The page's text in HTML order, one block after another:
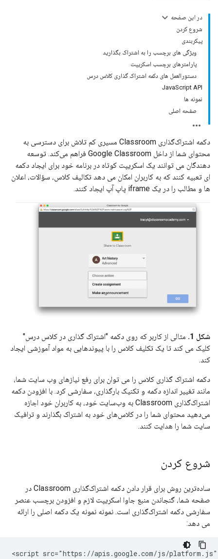
در این صفحه
شروع کردن
پیکربندی
ویژگی های برچسب را به اشتراک بگذارید
پارامترهای برچسب اسکریپت
دستورالعمل های دکمه اشتراک گذاری کلاس درس
JavaScript API
نمونه ها
صفحه اصلی
دکمه اشتراک‌گذاری Classroom مسیری کم تلاش برای دسترسی به
محتوای شما از داخل Google Classroom فراهم می‌کند. توسعه
دهندگان می توانند یک اسکریپت کوتاه در برنامه خود برای ایجاد دکمه
ای تعبیه کنند که به کاربران امکان می دهد تکالیف کلاس، سؤالات، اعلان
ها و مطالب را در یک iframe پاپ آپ ایجاد کنند.
شکل 1.
مثالی از کاربر که روی دکمه "اشتراک گذاری در کلاس درس"
کلیک می کند تا یک تکلیف کلاس را با پیوندهایی به مواد آموزشی ایجاد
کند.
دکمه اشتراک گذاری کلاس را می توان برای رفع نیازهای وب سایت شما،
مانند تغییر اندازه دکمه و تکنیک بارگذاری، سفارشی کرد. با افزودن دکمه
اشتراک‌گذاری Classroom به وب‌سایت خود، به کاربران خود اجازه
می‌دهید محتوای شما را در کلاس‌های خود به اشتراک بگذارند و ترافیک
سایت شما را هدایت کنند.
شروع کردن
ساده‌ترین روش برای قرار دادن دکمه اشتراک‌گذاری Classroom در
صفحه شما، گنجاندن منبع جاوا اسکریپت لازم و افزودن برچسب عنصر
سفارشی دکمه اشتراک‌گذاری است. نمونه نمونه یک دکمه اصلی را ارائه
می دهد:
<script src="https://apis.google.com/js/platform.js"